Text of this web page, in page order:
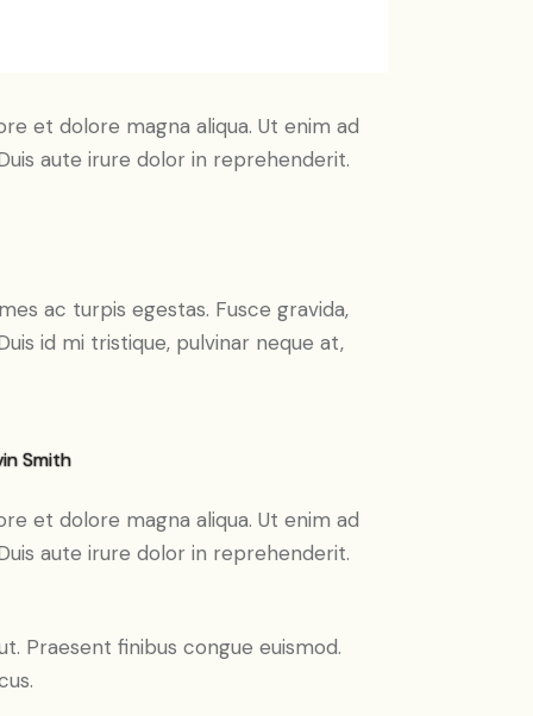
et dolore magna aliqua. Ut enim ad
aute irure dolor in reprehenderit.
ac turpis egestas. Fusce gravida,
id mi tristique, pulvinar neque at,
Smith
et dolore magna aliqua. Ut enim ad
aute irure dolor in reprehenderit.
Praesent finibus congue euismod.